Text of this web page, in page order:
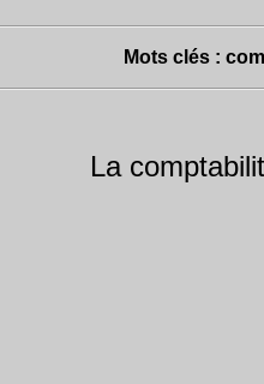
Mots clés :
La